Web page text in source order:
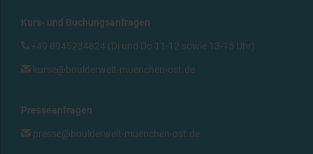
Kurs- und Buchungsanfragen
+49 8945234824 (Di und Do 11-12 sowie 13-15 Uhr)
 kurse@boulderwelt-muenchen-ost.de
Presseanfragen
 presse@boulderwelt-muenchen-ost.de